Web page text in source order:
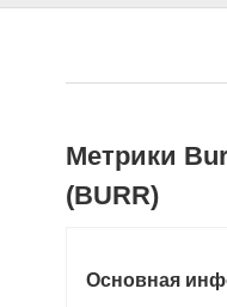
Метрики
(BURR)
Основная